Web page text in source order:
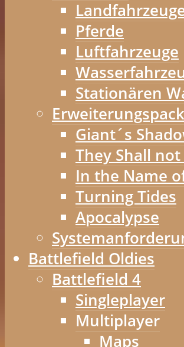
Pferde
Luftfahrzeuge
Stationären
Giant´s
They Shall not
In the Name
Turning Tides
Apocalypse
Battlefield Oldies
Battlefield 4
Singleplayer
Multiplayer
Maps